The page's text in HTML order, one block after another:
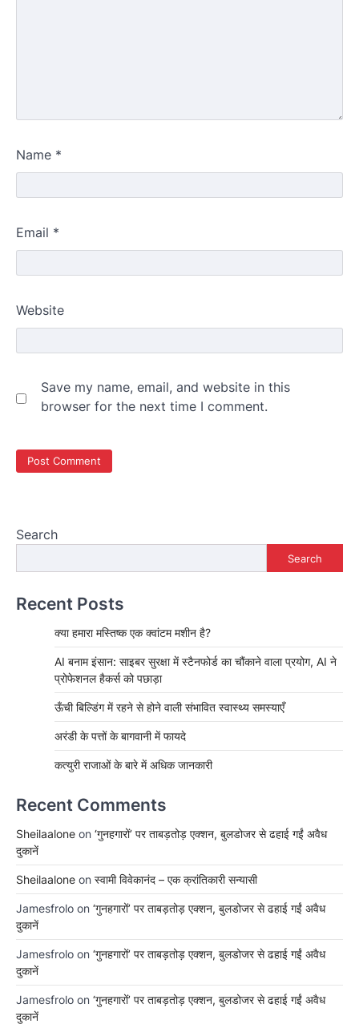
Name *
Email *
Website
Save my name, email, and website in this
browser for the next time I comment.
Search
Search
Recent Posts
क्या हमारा मस्तिष्क एक क्वांटम मशीन है?
AI बनाम इंसान: साइबर सुरक्षा में स्टैनफोर्ड का चौंकाने वाला प्रयोग, AI ने
प्रोफेशनल हैकर्स को पछाड़ा
ऊँची बिल्डिंग में रहने से होने वाली संभावित स्वास्थ्य समस्याएँ
अरंडी के पत्तों के बागवानी में फायदे
कत्युरी राजाओं के बारे में अधिक जानकारी
Recent Comments
Sheilaalone on ‘गुनहगारों’ पर ताबड़तोड़ एक्शन, बुलडोजर से ढहाई गईं अवैध
दुकानें
Sheilaalone on स्वामी विवेकानंद – एक क्रांतिकारी सन्यासी
Jamesfrolo on ‘गुनहगारों’ पर ताबड़तोड़ एक्शन, बुलडोजर से ढहाई गईं अवैध
दुकानें
Jamesfrolo on ‘गुनहगारों’ पर ताबड़तोड़ एक्शन, बुलडोजर से ढहाई गईं अवैध
दुकानें
Jamesfrolo on ‘गुनहगारों’ पर ताबड़तोड़ एक्शन, बुलडोजर से ढहाई गईं अवैध
दुकानें